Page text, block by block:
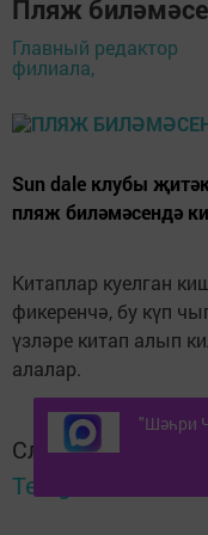
Пляж
Главный редактор
филиала,
Sun dale клубы
пляж биләмәсендә
Китаплар куелган
фикеренчә, бу күп
үзләре китап алып
алалар.
Следите за
Telegram-канале
"Шәһри